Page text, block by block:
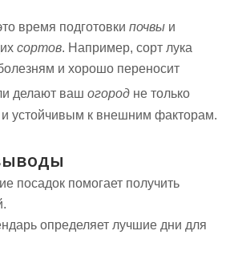
время подготовки почвы и
сортов. Например, сорт лука
и хорошо переносит
делают ваш огород не только
устойчивым к внешним факторам.
посадок помогает получить
определяет лучшие дни для